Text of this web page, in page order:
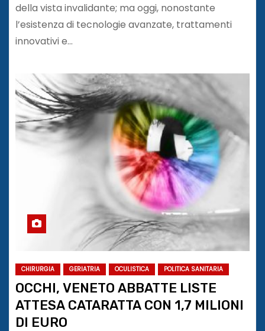
della vista invalidante; ma oggi, nonostante
l’esistenza di tecnologie avanzate, trattamenti
innovativi e…
CHIRURGIA GERIATRIA OCULISTICA POLITICA SANITARIA
OCCHI, VENETO ABBATTE LISTE
ATTESA CATARATTA CON 1,7 MILIONI
DI EURO